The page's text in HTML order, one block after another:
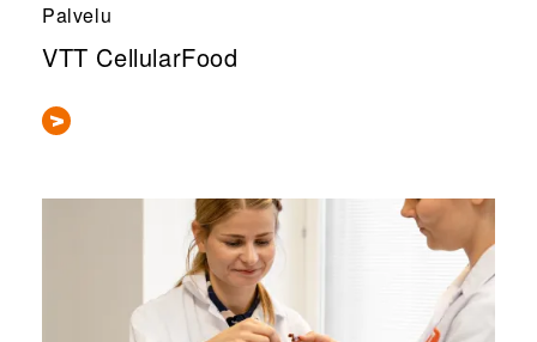
Palvelu
VTT CellularFood